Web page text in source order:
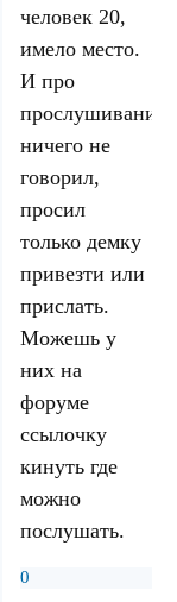
человек 20,
имело место.
И про
прослушивание
ничего не
говорил,
просил
только демку
привезти или
прислать.
Можешь у
них на
форуме
ссылочку
кинуть где
можно
послушать.
0